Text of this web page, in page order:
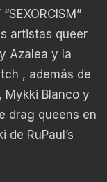
artistas queer
Azalea y la
, además de
Mykki Blanco y
drag queens en
RuPaul’s